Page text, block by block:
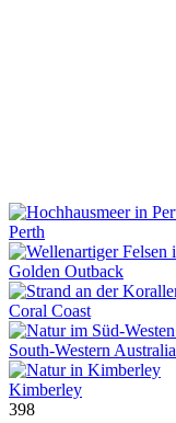
Perth
Golden Outback
Coral Coast
South-Western Australia
Kimberley
398